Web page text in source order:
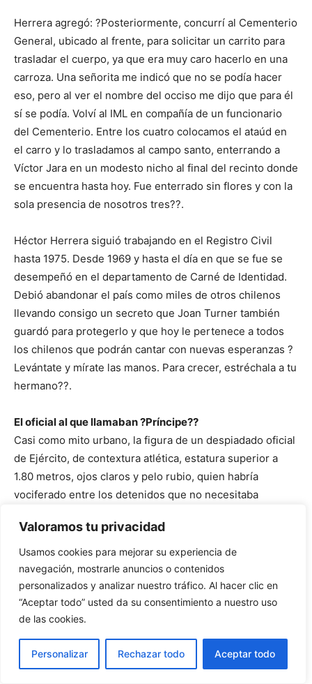
Valoramos tu privacidad
Usamos cookies para mejorar su experiencia de
navegación, mostrarle anuncios o contenidos
personalizados y analizar nuestro tráfico. Al hacer clic en
“Aceptar todo” usted da su consentimiento a nuestro uso
de las cookies.
Personalizar Rechazar todo Aceptar todo
Herrera agregó: ?Posteriormente, concurrí al Cementerio
General, ubicado al frente, para solicitar un carrito para
trasladar el cuerpo, ya que era muy caro hacerlo en una
carroza. Una señorita me indicó que no se podía hacer
eso, pero al ver el nombre del occiso me dijo que para él
sí se podía. Volví al IML en compañía de un funcionario
del Cementerio. Entre los cuatro colocamos el ataúd en
el carro y lo trasladamos al campo santo, enterrando a
Víctor Jara en un modesto nicho al final del recinto donde
se encuentra hasta hoy. Fue enterrado sin flores y con la
sola presencia de nosotros tres??.
Héctor Herrera siguió trabajando en el Registro Civil
hasta 1975. Desde 1969 y hasta el día en que se fue se
desempeñó en el departamento de Carné de Identidad.
Debió abandonar el país como miles de otros chilenos
llevando consigo un secreto que Joan Turner también
guardó para protegerlo y que hoy le pertenece a todos
los chilenos que podrán cantar con nuevas esperanzas ?
Levántate y mírate las manos. Para crecer, estréchala a tu
hermano??.
El oficial al que llamaban ?Príncipe??
Casi como mito urbano, la figura de un despiadado oficial
de Ejército, de contextura atlética, estatura superior a
1.80 metros, ojos claros y pelo rubio, quien habría
vociferado entre los detenidos que no necesitaba
ha sido adjudicada a por lo menos dos ex militares que
habrían estado entre los uniformados que custodiaron el
Estadio Chile.
Varios de los detenidos han declarado que este fue el
uniformado que más se ensañó con Víctor Jara, siendo
uno de los primeros que apartó desde el grupo de
detenidos de la UTE. Algunos de los testimonios